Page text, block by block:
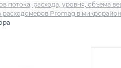
потока, расхода, уровня, объема
Promag в